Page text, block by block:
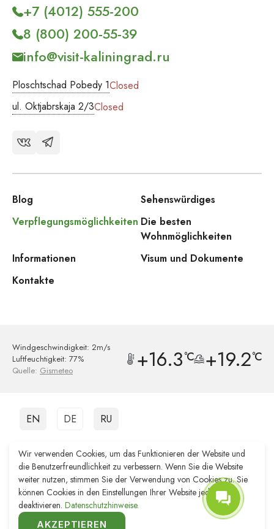
Ploschtschad Pobedy 1Closed
ul. Oktjabrskaja 2/3Closed
+7 (4012) 555-200
8 (800) 200-55-39
info@visit-kaliningrad.ru
Blog
Sehenswürdiges
Verpflegungsmöglichkeiten Die besten
Wohnmöglichkeiten
Informationen
Visum und Dokumente
Kontakte
Windgeschwindigkeit: 2m/s
Luftfeuchtigkeit: 77%
Quelle: Gismeteo +16.3°C +19.2°C
EN DE RU
© 2011–2026 TOURISTISCHES INFORMATIONSZENTRUM
Diese Ressource dient nur zu Informationszwecken. Die Verwaltung ist
nicht verantwortlich für die Qualität der von dritten Organisationen
erbrachten Dienstleistungen.
Website-Entwicklung Reshenie
Förderung der Website Remarka Agency
Wir verwenden Cookies, um das Funktionieren der Website und
die Benutzerfreundlichkeit zu verbessern. Wenn Sie die Website
weiter nutzen, stimmen Sie der Verwendung von Cookies zu. Sie
können Cookies in den Einstellungen Ihrer Website jederzeit
deaktivieren. Datenschutzhinweise.
AKZEPTIEREN